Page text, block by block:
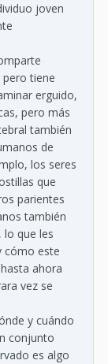
joven
tiene
erguido,
pero más
también
de
los seres
que
parientes
también
lo que les
cómo este
ahora
vez se
y cuándo
conjunto
es algo